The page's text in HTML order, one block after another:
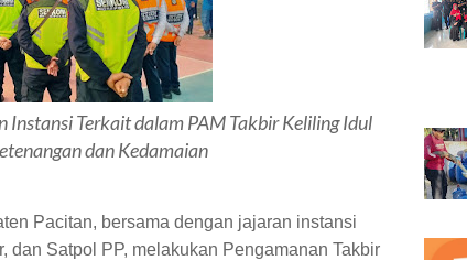
Instansi Terkait dalam PAM Takbir Keliling Idul
dan Kedamaian
Pacitan, bersama dengan jajaran instansi
dan Satpol PP, melakukan Pengamanan Takbir